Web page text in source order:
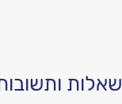
שאלות